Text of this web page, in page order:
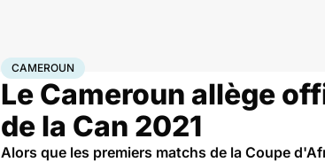
AccueilSantéSociété
CAMEROUN
Le Cameroun allège
de la Can 2021
Alors que les premiers matchs de la Coupe